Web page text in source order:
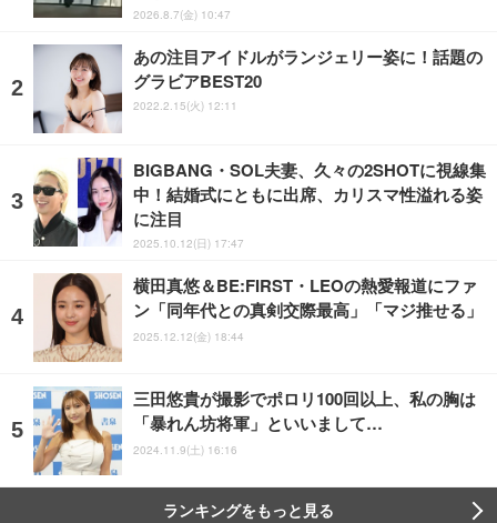
2026.8.7(金) 10:47
あの注目アイドルがランジェリー姿に！話題の
グラビアBEST20
2022.2.15(火) 12:11
BIGBANG・SOL夫妻、久々の2SHOTに視線集
中！結婚式にともに出席、カリスマ性溢れる姿
に注目
2025.10.12(日) 17:47
横田真悠＆BE:FIRST・LEOの熱愛報道にファ
ン「同年代との真剣交際最高」「マジ推せる」
2025.12.12(金) 18:44
三田悠貴が撮影でポロリ100回以上、私の胸は
「暴れん坊将軍」といいまして…
2024.11.9(土) 16:16
ランキングをもっと見る